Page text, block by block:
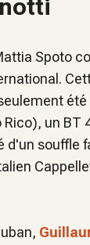
Spoto
un BT
d'un souffle